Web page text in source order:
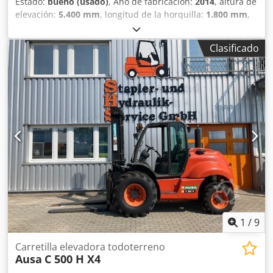
elevación: 5.400 mm, longitud de la horquilla: 1.800 mm,
Peso en vacío: 3.000 kg Estado técnico: bueno Estado
visual: bueno Dimensiones para transporte (L x A x A): 3,38
x 1,83 m Contacte con Christian Theißen para más
información. Fabricante: Ausa Modelo: C300 Hx4 Año de
fabricación: 2014 Tipo de producto: Usado Datos:
Chedpfsw Uf Rcjx Afnja Altura máxima de elevación: 5,40
m Capacidad de carga: 3.000 kg Longitud de las horquillas:
1,80 m Tipo de propulsión: Diésel Peso propio: 5.625 kg
Dimensiones totales (sin horquillas): L x A 3,38 x 1,83 m
Altura de construcción: 2,68 m Características: Tracción
total conectable, iluminación vial, apto para remolque.
Ubicación: 41468 Neuss Disponible de inmediato
Clasificado
1 /9
Carretilla elevadora todoterreno
Ausa C 500 H X4